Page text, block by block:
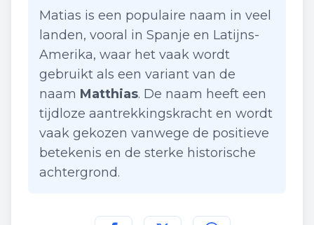
Matias is een populaire naam in veel
landen, vooral in Spanje en Latijns-
Amerika, waar het vaak wordt
gebruikt als een variant van de
naam Matthias. De naam heeft een
tijdloze aantrekkingskracht en wordt
vaak gekozen vanwege de positieve
betekenis en de sterke historische
achtergrond.